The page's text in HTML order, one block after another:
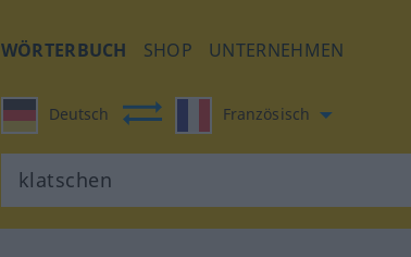
WÖRTERBUCH SHOP UNTERNEHMEN
Deutsch Französisch